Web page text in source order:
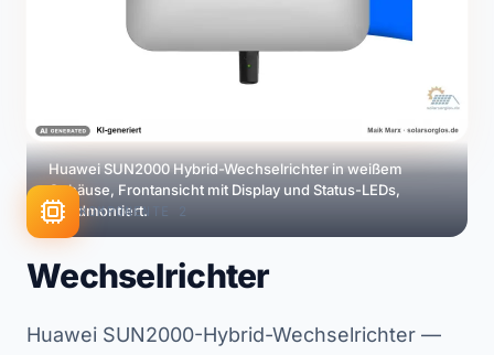
Huawei SUN2000 Hybrid-Wechselrichter in weißem
Gehäuse, Frontansicht mit Display und Status-LEDs,
wandmontiert.
KOMPONENTE 2
Wechselrichter
Huawei SUN2000-Hybrid-Wechselrichter —